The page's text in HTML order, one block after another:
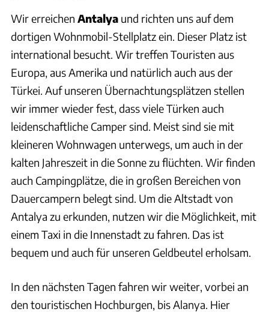
Wir erreichen Antalya und richten uns auf dem
dortigen Wohnmobil-Stellplatz ein. Dieser Platz ist
international besucht. Wir treffen Touristen aus
Europa, aus Amerika und natürlich auch aus der
Türkei. Auf unseren Übernachtungsplätzen stellen
wir immer wieder fest, dass viele Türken auch
leidenschaftliche Camper sind. Meist sind sie mit
kleineren Wohnwagen unterwegs, um auch in der
kalten Jahreszeit in die Sonne zu flüchten. Wir finden
auch Campingplätze, die in großen Bereichen von
Dauercampern belegt sind. Um die Altstadt von
Antalya zu erkunden, nutzen wir die Möglichkeit, mit
einem Taxi in die Innenstadt zu fahren. Das ist
bequem und auch für unseren Geldbeutel erholsam.
In den nächsten Tagen fahren wir weiter, vorbei an
den touristischen Hochburgen, bis Alanya. Hier